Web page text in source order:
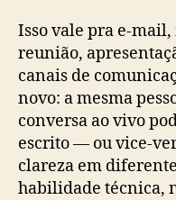
Isso vale pra e-
reunião,
canais de
novo: a mesma
conversa ao vivo
escrito — ou vice-
clareza em
habilidade técnica,